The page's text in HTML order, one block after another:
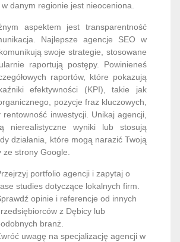
danym regionie jest nieoceniona.
aspektem jest transparentność
Najlepsze agencje SEO w
swoje strategie, stosowane
raportują postępy. Powinieneś
raportów, które pokazują
efektywności (KPI), takie jak
pozycje fraz kluczowych,
rentowność inwestycji. Unikaj agencji,
nierealistyczne wyniki lub stosują
działania, które mogą narazić Twoją
strony Google.
portfolio agencji i zapytaj o
studies dotyczące lokalnych firm.
opinie i referencje od innych
z Dębicy lub
branż.
uwagę na specjalizację agencji w